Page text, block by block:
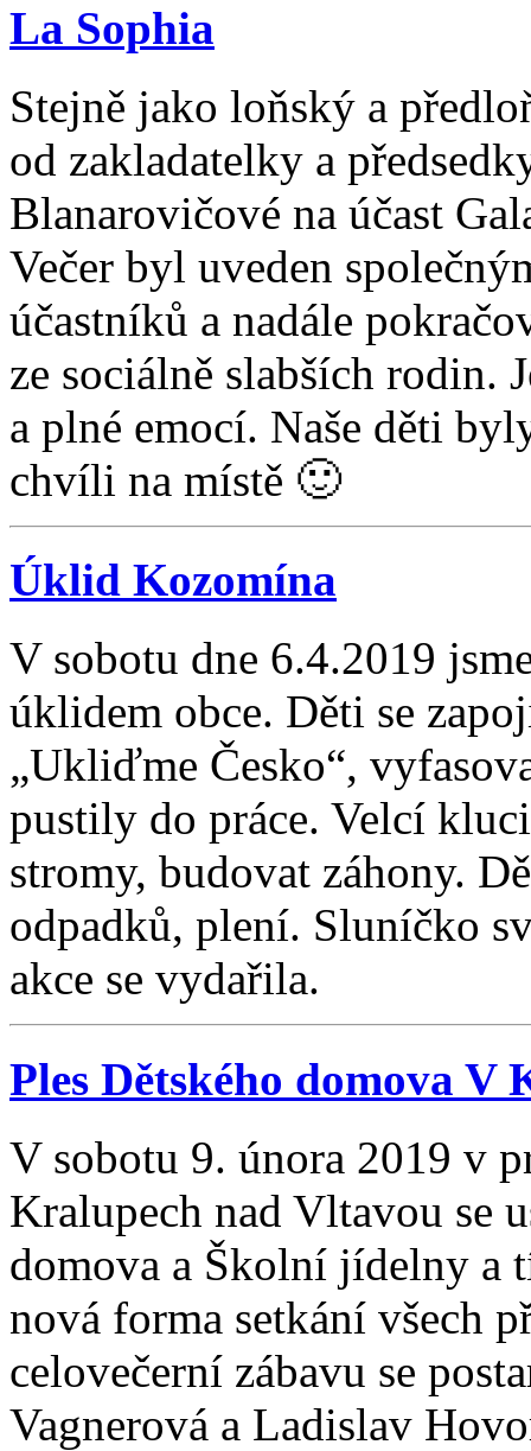
La Sophia
Stejně jako loňský a
od zakladatelky a
Blanarovičové na účast
Večer byl uveden
účastníků a nadále
ze sociálně slabších rodin.
a plné emocí. Naše děti
chvíli na místě 🙂
Úklid Kozomína
V sobotu dne 6.4.2019
úklidem obce. Děti se
„Ukliďme Česko“,
pustily do práce. Velcí
stromy, budovat záhony.
odpadků, plení. Sluníčko
akce se vydařila.
Ples Dětského domova V
V sobotu 9. února 2019 v
Kralupech nad Vltavou se
domova a Školní jídelny a
nová forma setkání všech
celovečerní zábavu se
Vagnerová a Ladislav